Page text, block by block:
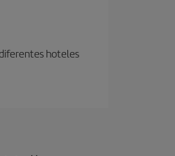
hoteles